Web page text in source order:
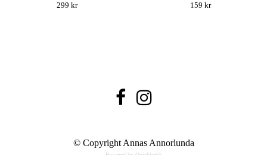
299 kr 159 kr
© Copyright Annas Annorlunda